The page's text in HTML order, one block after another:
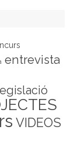
entrevista
VIDEOS